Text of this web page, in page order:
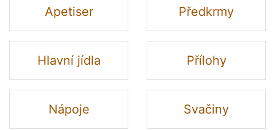
Apetiser Předkrmy
Hlavní jídla Přílohy
Nápoje Svačiny